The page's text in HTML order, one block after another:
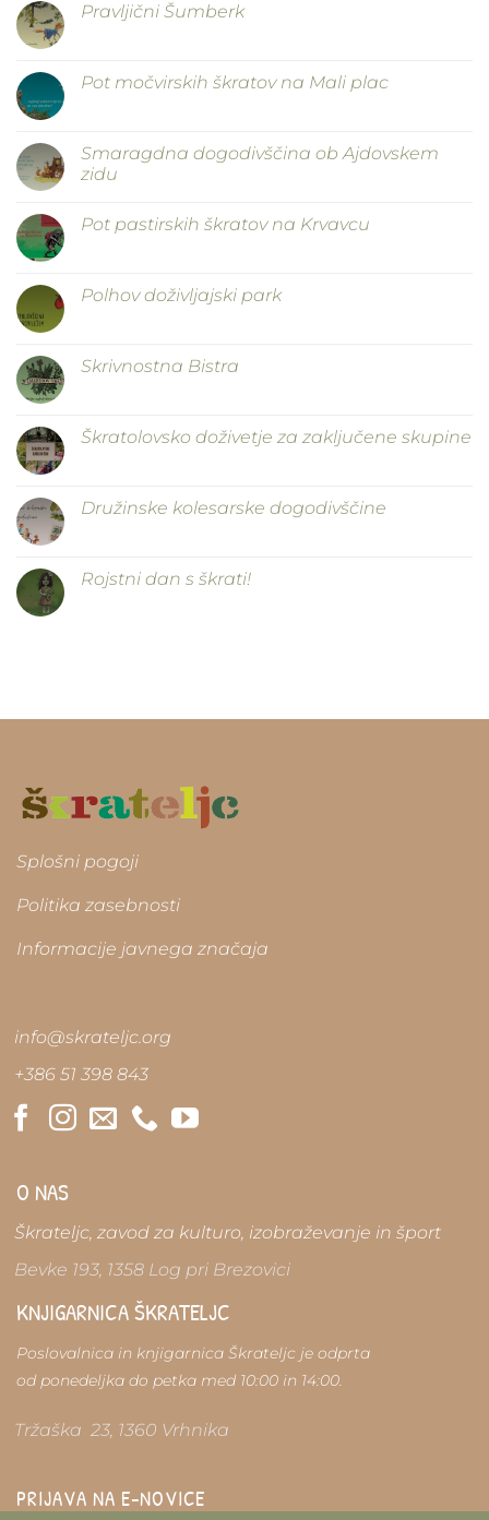
Pravljični Šumberk
Pot močvirskih škratov na Mali plac
Smaragdna dogodivščina ob Ajdovskem
zidu
Pot pastirskih škratov na Krvavcu
Polhov doživljajski park
Skrivnostna Bistra
Škratolovsko doživetje za zaključene skupine
Družinske kolesarske dogodivščine
Rojstni dan s škrati!
Splošni pogoji
Politika zasebnosti
Informacije javnega značaja
info@skrateljc.org
+386 51 398 843
O NAS
Škrateljc, zavod za kulturo, izobraževanje in šport
Bevke 193, 1358 Log pri Brezovici
KNJIGARNICA ŠKRATELJC
Poslovalnica in knjigarnica Škrateljc je odprta
od ponedeljka do petka med 10:00 in 14:00.
Tržaška 23, 1360 Vrhnika
PRIJAVA NA E-NOVICE